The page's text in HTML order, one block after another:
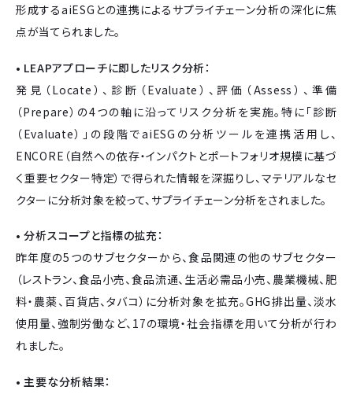
形成するaiESGとの連携によるサプライチェーン分析の深化に焦
点が当てられました。
• LEAPアプローチに即したリスク分析：
発見（Locate）、診断（Evaluate）、評価（Assess）、準備
（Prepare）の4つの軸に沿ってリスク分析を実施。特に「診断
（Evaluate）」の段階でaiESGの分析ツールを連携活用し、
ENCORE（自然への依存・インパクトとポートフォリオ規模に基づ
く重要セクター特定）で得られた情報を深掘りし、マテリアルなセ
クターに分析対象を絞って、サプライチェーン分析をされました。
• 分析スコープと指標の拡充：
昨年度の5つのサブセクターから、食品関連の他のサブセクター
（レストラン、食品小売、食品流通、生活必需品小売、農業機械、肥
料・農薬、百貨店、タバコ）に分析対象を拡充。GHG排出量、淡水
使用量、強制労働など、17の環境・社会指標を用いて分析が行わ
れました。
• 主要な分析結果：